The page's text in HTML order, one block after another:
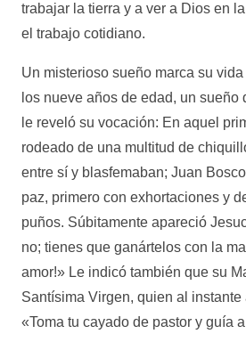
trabajar la tierra y a ver a Dios en
el trabajo cotidiano.
Un misterioso sueño marca su
los nueve años de edad, un sueño
le reveló su vocación: En aquel
rodeado de una multitud de
entre sí y blasfemaban; Juan
paz, primero con exhortaciones y
puños. Súbitamente apareció
no; tienes que ganártelos con la
amor!» Le indicó también que su
Santísima Virgen, quien al
«Toma tu cayado de pastor y guía